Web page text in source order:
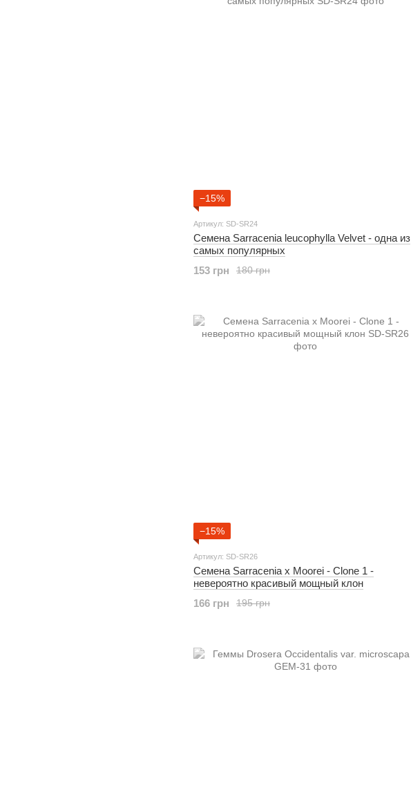
−15%
Артикул: SD-SR24
Семена Sarracenia leucophylla Velvet - одна из
самых популярных
180 грн
153 грн
−15%
Артикул: SD-SR26
Семена Sarracenia x Moorei - Clone 1 -
невероятно красивый мощный клон
195 грн
166 грн